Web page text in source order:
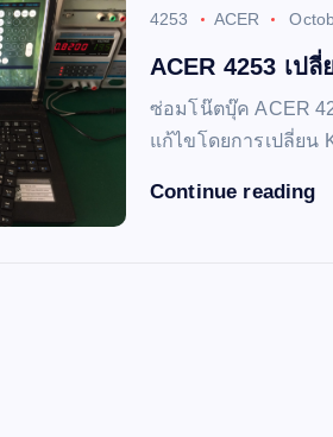
4253 ACER
ACER 4253 เป
ซ่อมโน๊ตบุ๊ค ACER
แก้ไขโดยการเปลี่ยน
Continue reading